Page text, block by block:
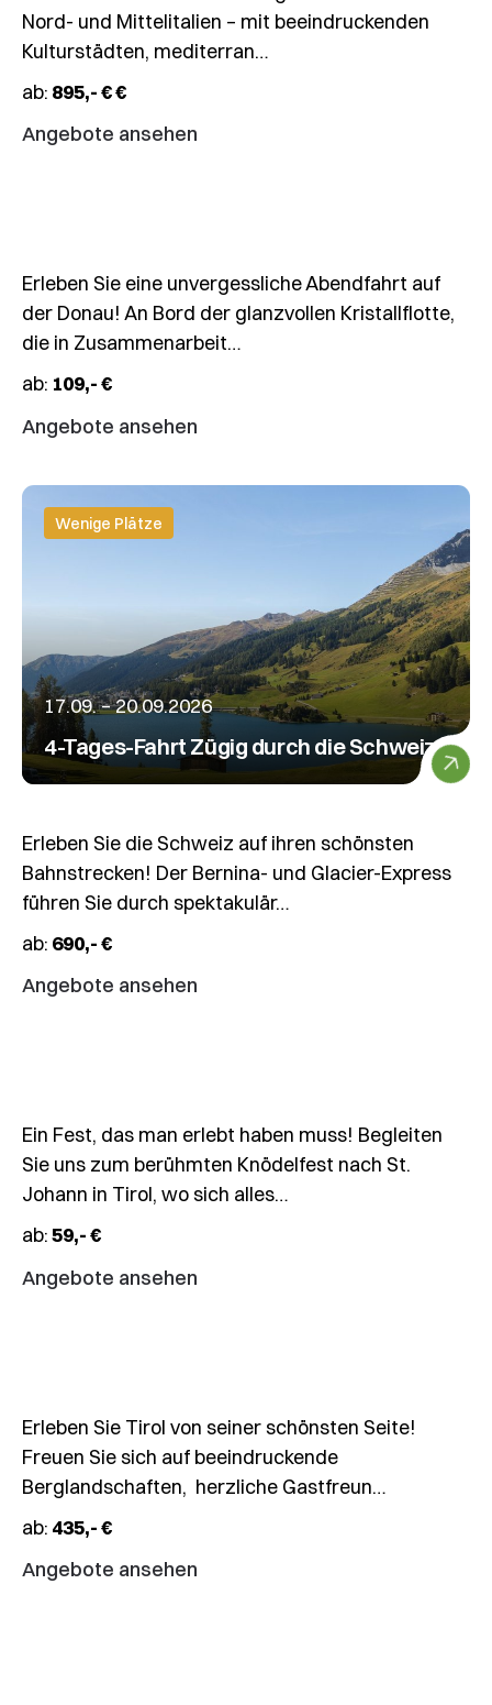
Nord- und Mittelitalien – mit beeindruckenden
Kulturstädten, mediterran…
ab: 895,- € €
Angebote ansehen
4-
Gänge-
Menü
&
Erleben Sie eine unvergessliche Abendfahrt auf
der Donau! An Bord der glanzvollen Kristallflotte,
die in Zusammenarbeit…
ab: 109,- €
Angebote ansehen
Wenige Plätze
17.09. – 20.09.2026
4-Tages-Fahrt Zügig durch die Schweiz
Erleben Sie die Schweiz auf ihren schönsten
Bahnstrecken! Der Bernina- und Glacier-Express
führen Sie durch spektakulär…
ab: 690,- €
Angebote ansehen
19.09.2026
Tagesfahrt
Knödelfest
St.
Johann
Ein Fest, das man erlebt haben muss! Begleiten
Sie uns zum berühmten Knödelfest nach St.
Johann in Tirol, wo sich alles…
ab:59,- €
Angebote ansehen
01.10.
–
04.10.2026
4-
Tages-
Erleben Sie Tirol von seiner schönsten Seite!
Freuen Sie sich auf beeindruckende
Berglandschaften, herzliche Gastfreun…
ab: 435,- €
Angebote ansehen
4-
Tages-
Fahrt
Kulinarische
Herbstgenüsse